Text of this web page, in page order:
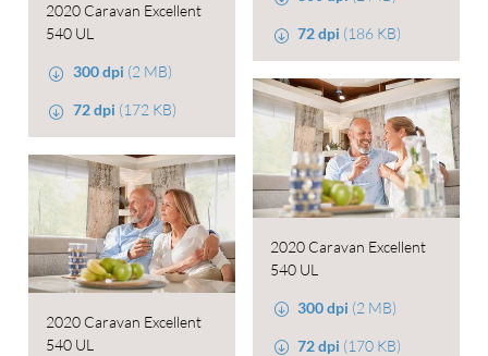
72 dpi (186 KB)
2020 Caravan Excellent
540 UL
300 dpi (2 MB)
72 dpi (172 KB)
2020 Caravan Excellent
540 UL
300 dpi (2 MB)
72 dpi (170 KB)
2020 Caravan Excellent
540 UL